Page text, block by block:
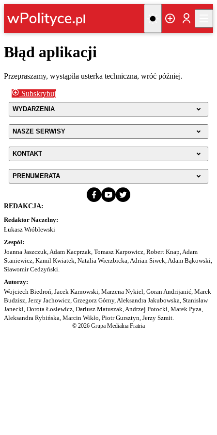
Błąd aplikacji
Przepraszamy, wystąpiła usterka techniczna, wróć później.
Subskrybuj
WYDARZENIA
NASZE SERWISY
KONTAKT
PRENUMERATA
REDAKCJA:
Redaktor Naczelny:
Łukasz Wróblewski
Zespół:
Joanna Jaszczuk, Adam Kacprzak, Tomasz Karpowicz, Robert Knap, Adam
Staniewicz, Kamil Kwiatek, Natalia Wierzbicka, Adrian Siwek, Adam Bąkowski,
Sławomir Cedzyński.
Autorzy:
Wojciech Biedroń, Jacek Karnowski, Marzena Nykiel, Goran Andrijanić, Marek
Budzisz, Jerzy Jachowicz, Grzegorz Górny, Aleksandra Jakubowska, Stanisław
Janecki, Dorota Łosiewicz, Dariusz Matuszak, Andrzej Potocki, Marek Pyza,
Aleksandra Rybińska, Marcin Wikło, Piotr Gursztyn, Jerzy Szmit.
© 2026 Grupa Medialna Fratria